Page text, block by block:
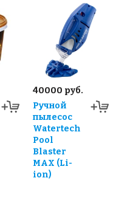
40000 руб.
Ручной
пылесос
Watertech
Pool
Blaster
MAX (Li-
ion)